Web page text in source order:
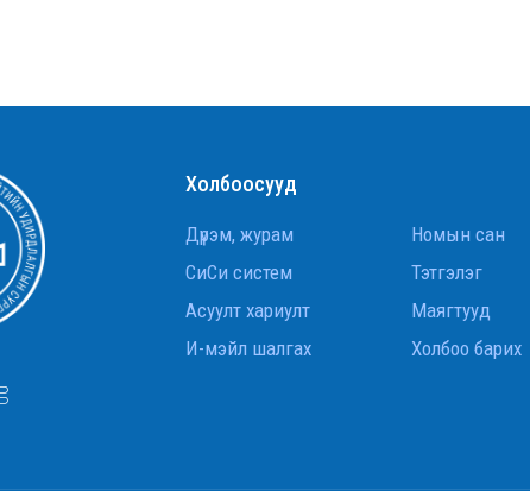
Холбоосууд
Дүрэм, журам
СиСи систем
Асуулт хариулт
И-мэйл шалгах
Номын сан
Тэтгэлэг
Маягтууд
Холбоо барих